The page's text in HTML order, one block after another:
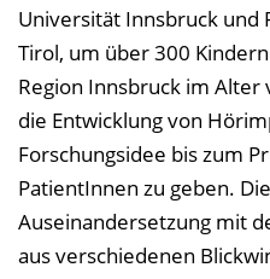
Universität Innsbruck und
Tirol, um über 300
Region Innsbruck im Alter
die Entwicklung von
Forschungsidee bis zum
PatientInnen zu geben.
Auseinandersetzung mit
aus verschiedenen